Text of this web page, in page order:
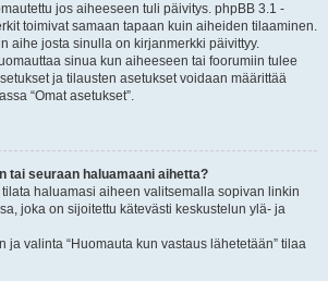
jos aiheeseen tuli päivitys. phpBB 3.1 -
toimivat samaan tapaan kuin aiheiden tilaaminen.
aihe josta sinulla on kirjanmerkki päivittyy.
sinua kun aiheeseen tai foorumiin tulee
ja tilausten asetukset voidaan määrittää
“Omat asetukset”.
tai seuraan haluamaani aihetta?
haluamasi aiheen valitsemalla sopivan linkin
joka on sijoitettu kätevästi keskustelun ylä- ja
ja valinta “Huomauta kun vastaus lähetetään” tilaa